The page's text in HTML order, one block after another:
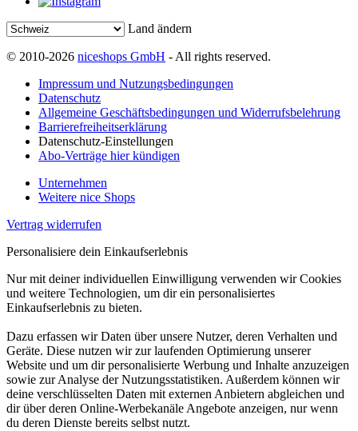
Land ändern
© 2010-2026 niceshops GmbH - All rights reserved.
Impressum und Nutzungsbedingungen
Datenschutz
Allgemeine Geschäftsbedingungen und Widerrufsbelehrung
Barrierefreiheitserklärung
Datenschutz-Einstellungen
Abo-Verträge hier kündigen
Unternehmen
Weitere nice Shops
Vertrag widerrufen
Personalisiere dein Einkaufserlebnis
Nur mit deiner individuellen Einwilligung verwenden wir Cookies
und weitere Technologien, um dir ein personalisiertes
Einkaufserlebnis zu bieten.
Dazu erfassen wir Daten über unsere Nutzer, deren Verhalten und
Geräte. Diese nutzen wir zur laufenden Optimierung unserer
Website und um dir personalisierte Werbung und Inhalte anzuzeigen
sowie zur Analyse der Nutzungsstatistiken. Außerdem können wir
deine verschlüsselten Daten mit externen Anbietern abgleichen und
dir über deren Online-Werbekanäle Angebote anzeigen, nur wenn
du deren Dienste bereits selbst nutzt.